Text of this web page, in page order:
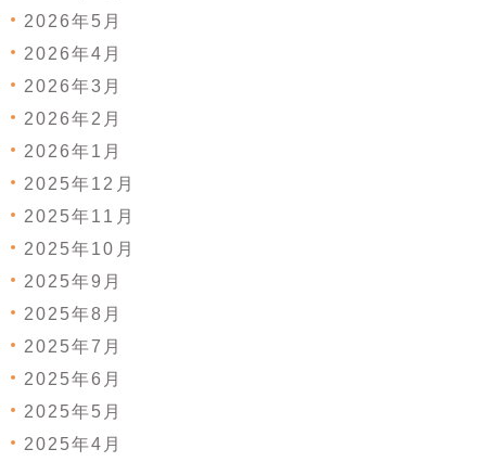
2026年5月
2026年4月
2026年3月
2026年2月
2026年1月
2025年12月
2025年11月
2025年10月
2025年9月
2025年8月
2025年7月
2025年6月
2025年5月
2025年4月